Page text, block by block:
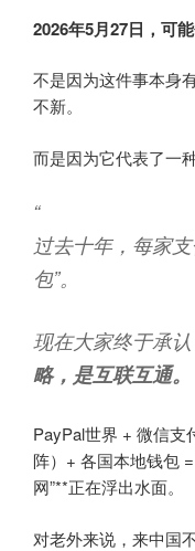
2026年5月27日，可
不是因为这件事本身
不新。
而是因为它代表了一
“
过去十年，每家
包”。
现在大家终于承认
略，是互联互通。
PayPal世界 + 微信支
阵）+ 各国本地钱包
网”**正在浮出水面。
对老外来说，来中国